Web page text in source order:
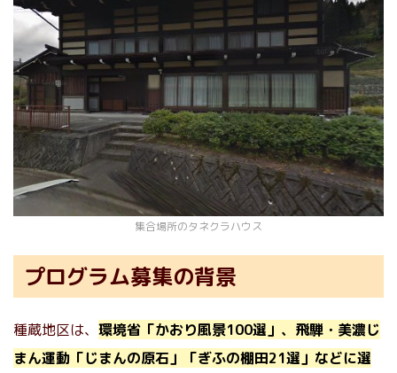
集合場所のタネクラハウス
プログラム募集の背景
種蔵地区は、 環境省「かおり風景100選」、飛騨・美濃じ
まん運動「じまんの原石」「ぎふの棚田21選」などに選